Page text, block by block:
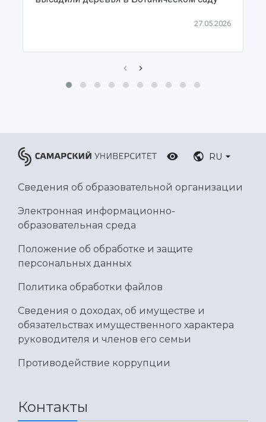
Официальные документы
27.05.2026
RU
Сведения об образовательной организации
Электронная информационно-
образовательная среда
Положение об обработке и защите
персональных данных
Политика обработки файлов
Сведения о доходах, об имуществе и
обязательствах имущественного характера
руководителя и членов его семьи
Противодействие коррупции
Контакты